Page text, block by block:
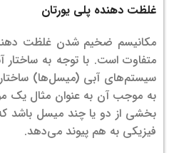
غلظت دهنده پلی یورتان
مکانیسم ضخیم شدن غلظت
متفاوت است. با توجه به
سیستم‌های آبی (میسل‌ها)
به موجب آن به عنوان مثال یک
بخشی از دو یا چند میسل باشد که
فیزیکی به هم پیوند می‌دهد.